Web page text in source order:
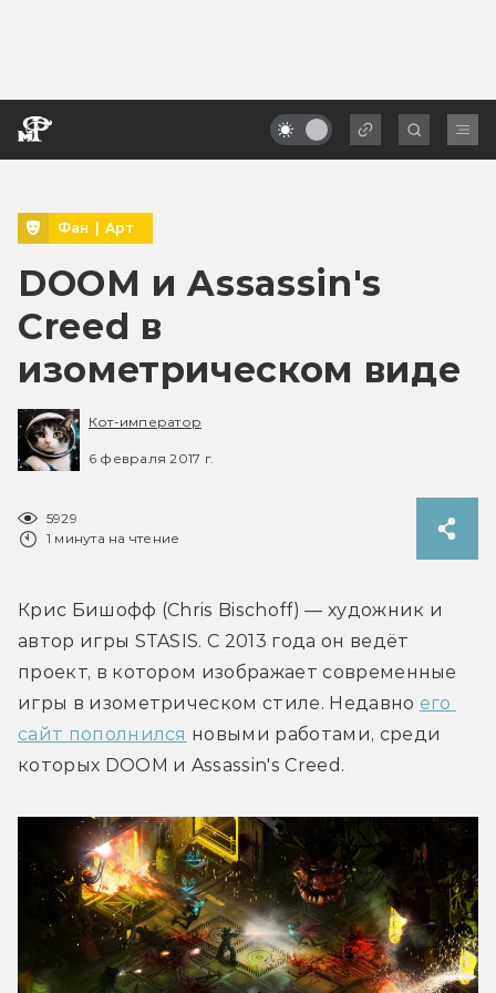
Фан | Арт
DOOM и Assassin's
Creed в
изометрическом виде
Кот-император
6 февраля 2017 г.
5929
1 минута на чтение
Крис Бишофф (Chris Bischoff) — художник и
автор игры STASIS. С 2013 года он ведёт
проект, в котором изображает современные
игры в изометрическом стиле. Недавно его
сайт пополнился новыми работами, среди
которых DOOM и Assassin's Creed.